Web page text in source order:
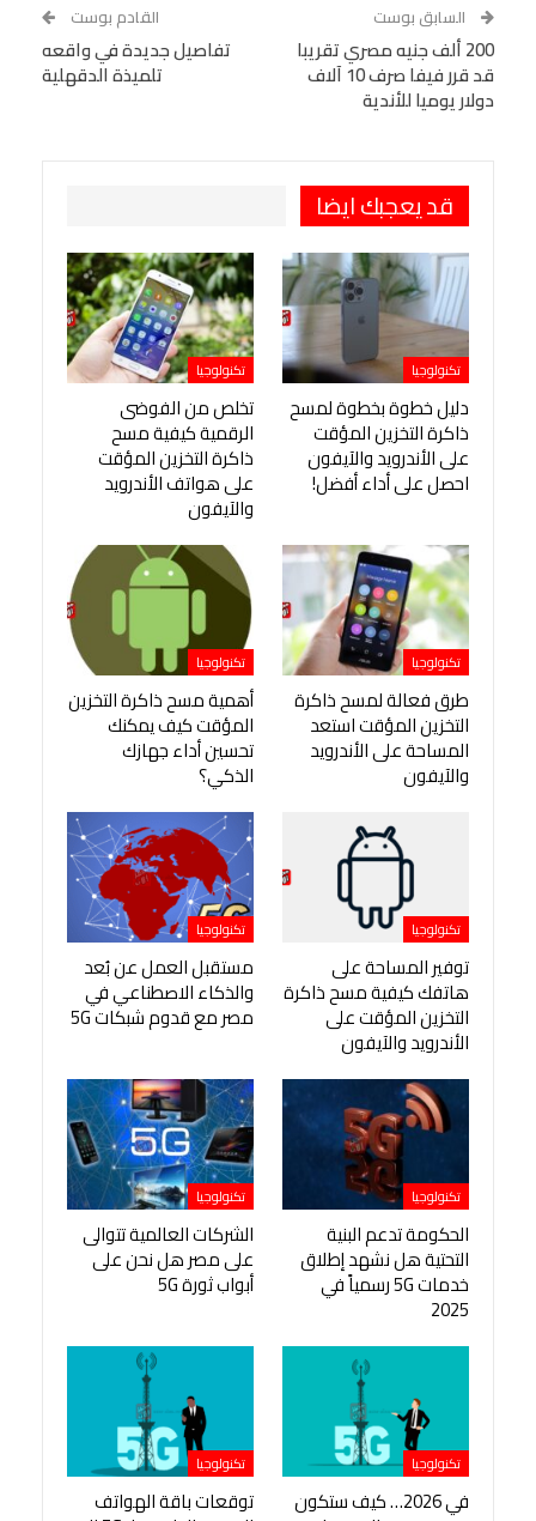
البريد الإلكتروني
StumbleUpon
VK
Digg
LINE
Viber
السابق بوست
200 ألف جنيه مصري تقريبا
قد قرر فيفا صرف 10 آلاف
دولار يوميا للأندية
القادم بوست
تفاصيل جديدة في واقعه
تلميذة الدقهلية
قد يعجبك ايضا
تكنولوجيا
دليل خطوة بخطوة لمسح
ذاكرة التخزين المؤقت
على الأندرويد والآيفون
احصل على أداء أفضل!
تكنولوجيا
تخلص من الفوضى
الرقمية كيفية مسح
ذاكرة التخزين المؤقت
على هواتف الأندرويد
والآيفون
تكنولوجيا
طرق فعالة لمسح ذاكرة
التخزين المؤقت استعد
المساحة على الأندرويد
والآيفون
تكنولوجيا
أهمية مسح ذاكرة التخزين
المؤقت كيف يمكنك
تحسين أداء جهازك
الذكي؟
تكنولوجيا
توفير المساحة على
هاتفك كيفية مسح ذاكرة
التخزين المؤقت على
الأندرويد والآيفون
تكنولوجيا
مستقبل العمل عن بُعد
والذكاء الاصطناعي في
مصر مع قدوم شبكات 5G
تكنولوجيا
الحكومة تدعم البنية
التحتية هل نشهد إطلاق
خدمات 5G رسمياً في
2025
تكنولوجيا
الشركات العالمية تتوالى
على مصر هل نحن على
أبواب ثورة 5G
تكنولوجيا
في 2026… كيف ستكون
تكنولوجيا
توقعات باقة الهواتف